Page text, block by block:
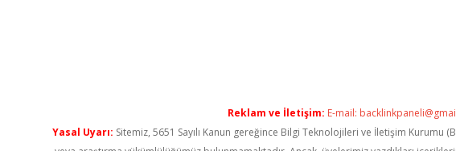
Reklam ve İletişim: E-mail:
Yasal Uyarı: Sitemiz, 5651 Sayılı Kanun gereğince Bilgi Teknolojileri ve İletişim